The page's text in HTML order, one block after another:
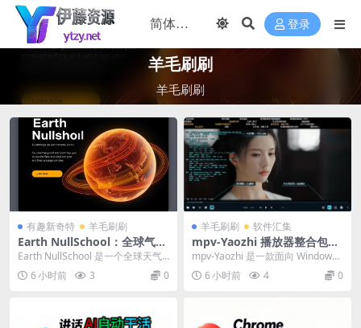
登录
羊毛刷刷
羊毛刷刷
有趣新奇特 羊毛刷刷
Earth NullSchool：全球气象
数据实时可视化网站
Earth NullSchool 是一个全球天气
可视化网站，把风、温度、湿度等
气...6 小时前 3 0
羊毛刷刷 软件汇集
mpv-Yaozhi 播放器整合包：
HDR、杜比视界、弹幕一网打
尽
mpv-Yaozhi 是一款面向 Windows
的 mpv 播放器整合包，在 ...
6 小时前 4 0